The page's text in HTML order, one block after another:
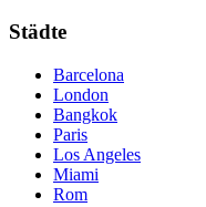
Städte
Barcelona
London
Bangkok
Paris
Los Angeles
Miami
Rom